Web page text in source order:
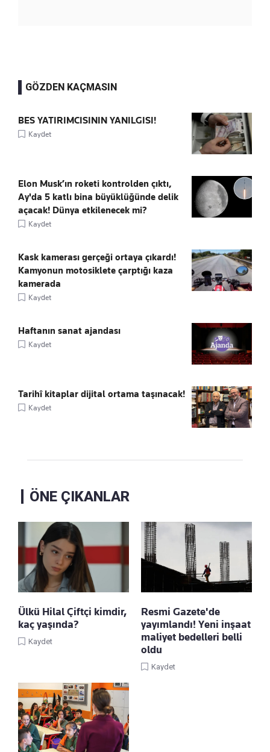
GÖZDEN KAÇMASIN
BES YATIRIMCISININ YANILGISI!
Kaydet
Elon Musk’ın roketi kontrolden çıktı,
Ay'da 5 katlı bina büyüklüğünde delik
açacak! Dünya etkilenecek mi?
Kaydet
Kask kamerası gerçeği ortaya çıkardı!
Kamyonun motosiklete çarptığı kaza
kamerada
Kaydet
Haftanın sanat ajandası
Kaydet
Tarihî kitaplar dijital ortama taşınacak!
Kaydet
ÖNE ÇIKANLAR
Ülkü Hilal Çiftçi kimdir,
kaç yaşında?
Kaydet
Resmi Gazete'de
yayımlandı! Yeni inşaat
maliyet bedelleri belli
oldu
Kaydet